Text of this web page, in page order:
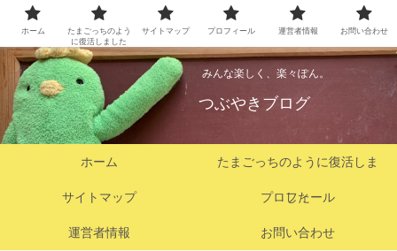
みんな楽しく、楽々ぽん。
つぶやきブログ
ホーム たまごっちのように復活しま
した
サイトマップ プロフィール
運営者情報 お問い合わせ
ホーム
たまごっちのよう
に復活しました
サイトマップ プロフィール 運営者情報 お問い合わせ